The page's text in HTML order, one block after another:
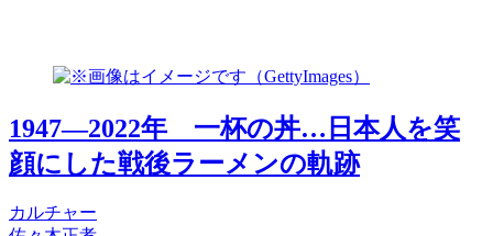
1947―2022年 一杯の丼…日本人を笑
顔にした戦後ラーメンの軌跡
カルチャー